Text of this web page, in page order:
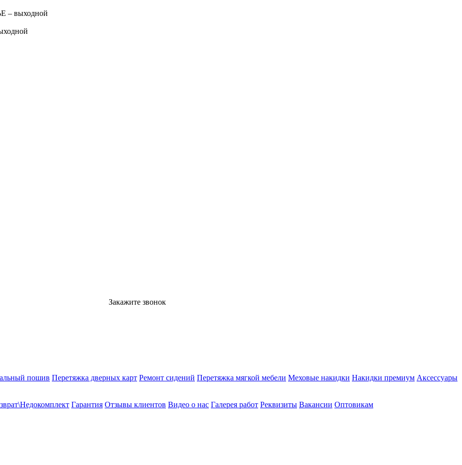
– выходной
Закажите звонок
пошив Перетяжка дверных карт Ремонт сидений Перетяжка мягкой мебели Меховые накидки Накидки премиум Аксессуары
Гарантия Отзывы клиентов Видео о нас Галерея работ Реквизиты Вакансии Оптовикам